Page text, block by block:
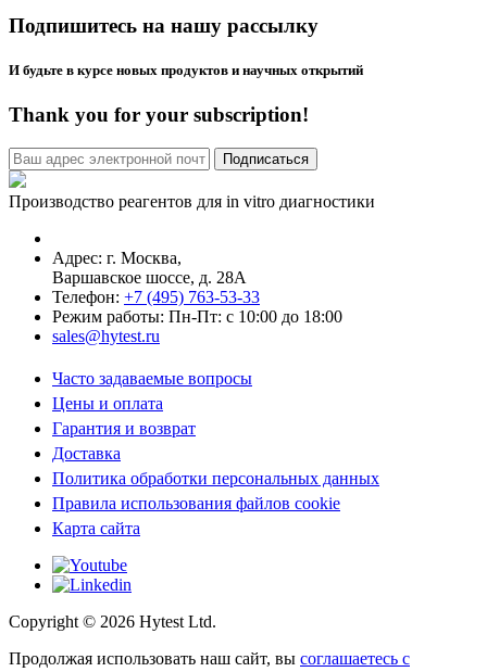
Подпишитесь на нашу рассылку
И будьте в курсе новых продуктов и научных открытий
Thank you for your subscription!
Производство реагентов для in vitro диагностики
Адрес: г. Москва,
Варшавское шоссе, д. 28А
Телефон: +7 (495) 763-53-33
Режим работы: Пн-Пт: с 10:00 до 18:00
sales@hytest.ru
Часто задаваемые вопросы
Цены и оплата
Гарантия и возврат
Доставка
Политика обработки персональных данных
Правила использования файлов cookie
Карта сайта
Copyright © 2026 Hytest Ltd.
Продолжая использовать наш сайт, вы соглашаетесь с